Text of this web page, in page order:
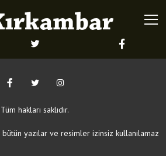
hakları saklıdır.
yazılar ve resimler izinsiz kullanılamaz